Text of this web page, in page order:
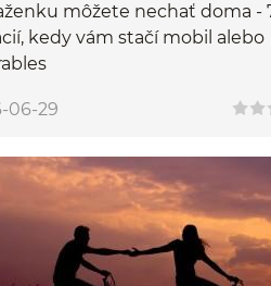
môžete nechať doma -
kedy vám stačí mobil alebo
06-29